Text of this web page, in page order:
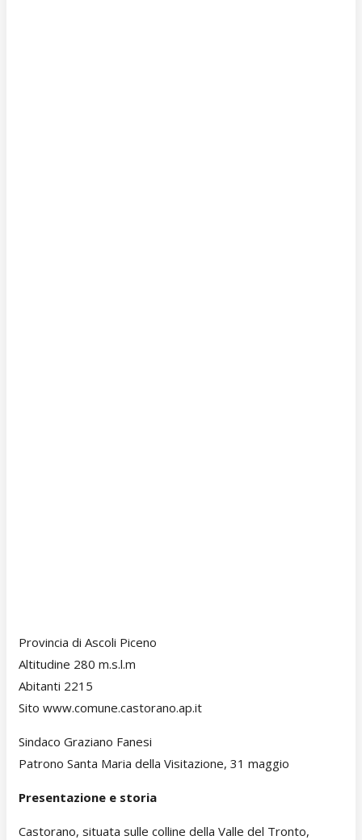
Provincia di Ascoli Piceno
Altitudine 280 m.s.l.m
Abitanti 2215
Sito www.comune.castorano.ap.it
Sindaco Graziano Fanesi
Patrono Santa Maria della Visitazione, 31 maggio
Presentazione e storia
Castorano, situata sulle colline della Valle del Tronto,